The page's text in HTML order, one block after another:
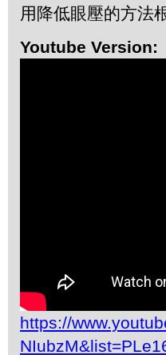
用降低眼壓的方法
Youtube Version:
https://